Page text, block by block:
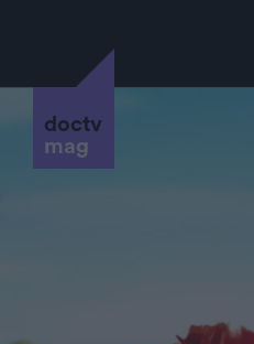
doctv
mag